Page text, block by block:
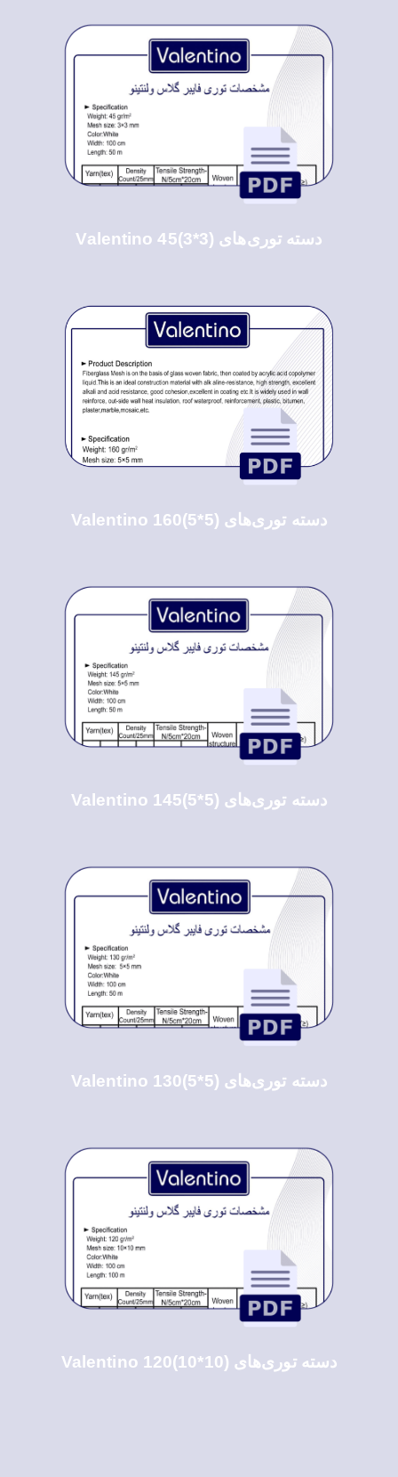
دسته توری‌های Valentino 45(3*3)
دسته توری‌های Valentino 160(5*5)
دسته توری‌های Valentino 145(5*5)
دسته توری‌های Valentino 130(5*5)
دسته توری‌های Valentino 120(10*10)